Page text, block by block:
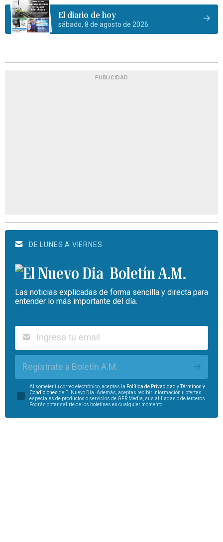
El diario de hoy
sábado, 8 de agosto de 2026
PUBLICIDAD
DE LUNES A VIERNES
Boletín A.M.
Las noticias explicadas de forma sencilla y directa para
entender lo más importante del día.
Regístrate a Boletín A.M.
Al someter tu correo electrónico, aceptas la Política de Privacidad yTérminos y
Condiciones de El Nuevo Día. Además, aceptas recibir información u ofertas
especiales de productos o servicios de GFR Media, sus afiliadas o de terceros.
Podrás optar salirte de los boletines en cualquier momento.